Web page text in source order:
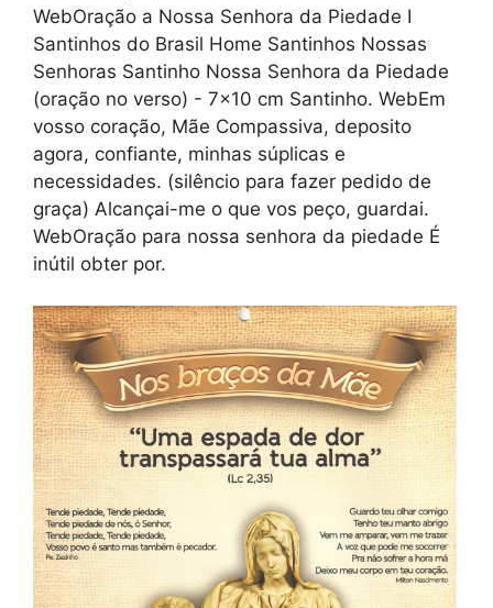
WebOração a Nossa Senhora da Piedade I
Santinhos do Brasil Home Santinhos Nossas
Senhoras Santinho Nossa Senhora da Piedade
(oração no verso) - 7x10 cm Santinho. WebEm
vosso coração, Mãe Compassiva, deposito
agora, confiante, minhas súplicas e
necessidades. (silêncio para fazer pedido de
graça) Alcançai-me o que vos peço, guardai.
WebOração para nossa senhora da piedade É
inútil obter por.